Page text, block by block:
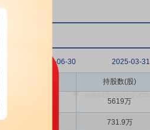
2025-06-30 2025-03-31
持股数(股)
5619万
731.9万